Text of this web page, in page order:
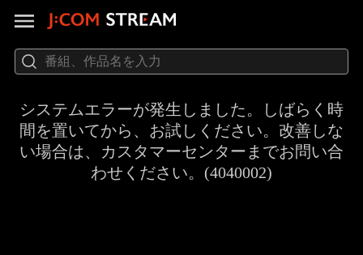
システムエラーが発生しました。しばらく時
間を置いてから、お試しください。改善しな
い場合は、カスタマーセンターまでお問い合
わせください。(4040002)